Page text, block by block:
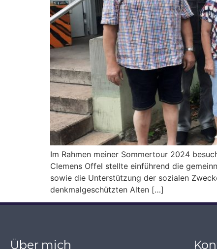
Im Rahmen meiner Sommertour 2024
Clemens Offel stellte einführend die
sowie die Unterstützung der sozialen
denkmalgeschützten Alten […]
Über mich